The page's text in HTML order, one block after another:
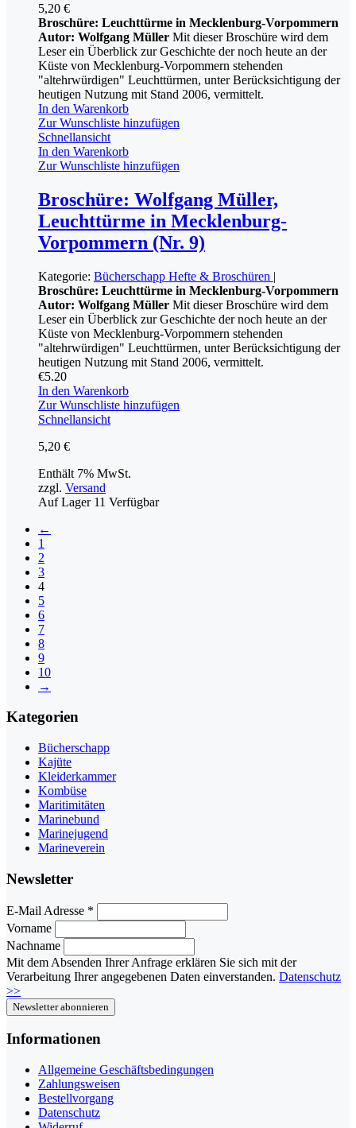
5,20 €
Broschüre: Leuchttürme in Mecklenburg-Vorpommern
Autor: Wolfgang Müller Mit dieser Broschüre wird dem
Leser ein Überblick zur Geschichte der noch heute an der
Küste von Mecklenburg-Vorpommern stehenden
"altehrwürdigen" Leuchttürmen, unter Berücksichtigung der
heutigen Nutzung mit Stand 2006, vermittelt.
In den Warenkorb
Zur Wunschliste hinzufügen
Schnellansicht
In den Warenkorb
Zur Wunschliste hinzufügen
Broschüre: Wolfgang Müller,
Leuchttürme in Mecklenburg-
Vorpommern (Nr. 9)
Kategorie: Bücherschapp Hefte & Broschüren |
Broschüre: Leuchttürme in Mecklenburg-Vorpommern
Autor: Wolfgang Müller Mit dieser Broschüre wird dem
Leser ein Überblick zur Geschichte der noch heute an der
Küste von Mecklenburg-Vorpommern stehenden
"altehrwürdigen" Leuchttürmen, unter Berücksichtigung der
heutigen Nutzung mit Stand 2006, vermittelt.
€5.20
In den Warenkorb
Zur Wunschliste hinzufügen
Schnellansicht
5,20 €
Enthält 7% MwSt.
zzgl. Versand
Auf Lager11 Verfügbar
←
1
2
3
4
5
6
7
8
9
10
→
Kategorien
Bücherschapp
Kajüte
Kleiderkammer
Kombüse
Maritimitäten
Marinebund
Marinejugend
Marineverein
Newsletter
E-Mail Adresse *
Vorname
Nachname
Mit dem Absenden Ihrer Anfrage erklären Sie sich mit der
Verarbeitung Ihrer angegebenen Daten einverstanden. Datenschutz
>>
Informationen
Allgemeine Geschäftsbedingungen
Zahlungsweisen
Bestellvorgang
Datenschutz